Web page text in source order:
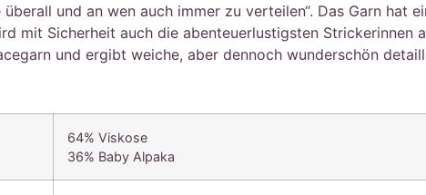
und an wen auch immer zu verteilen“. Das Garn hat
mit Sicherheit auch die abenteuerlustigsten Strickerinnen
und ergibt weiche, aber dennoch wunderschön
64% Viskose
36% Baby Alpaka